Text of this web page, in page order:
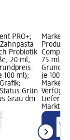
PRO+;
Probiotik
20 ml;
100 ml);
Grün
Grau dm
Marke:
75 ml;
je 100
Marke
Markt